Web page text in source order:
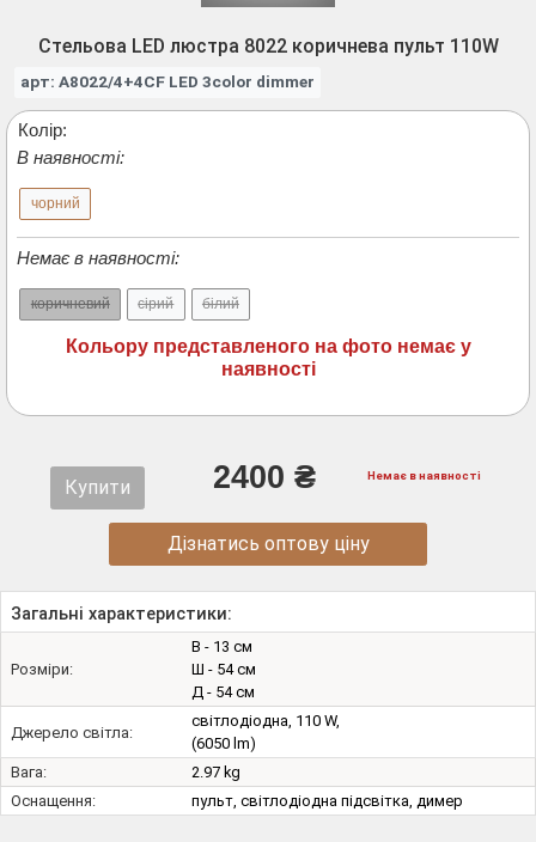
Стельова LED люстра 8022 коричнева пульт 110W
арт: A8022/4+4CF LED 3color dimmer
Колір:
В наявності:
чорний
Немає в наявності:
коричневий сірий білий
Кольору представленого на фото немає у
наявності
Купити 2400 ₴ Немає в наявності
Дізнатись оптову ціну
Загальні характеристики:
Розміри:
В - 13 см
Ш - 54 см
Д - 54 см
Джерело світла:
світлодіодна, 110 W,
(6050 lm)
Вага:
2.97 kg
Оснащення:
пульт, світлодіодна підсвітка, димер